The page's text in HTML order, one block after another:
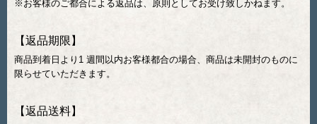
※お客様のご都合による返品は、原則としてお受け致しかねます。
【返品期限】
商品到着日より1 週間以内お客様都合の場合、商品は未開封のものに
限らせていただきます。
【返品送料】